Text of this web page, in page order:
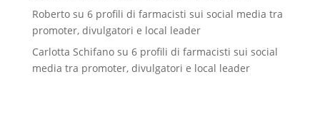
Robertosu 6 profili di farmacisti sui social media tra
promoter, divulgatori e local leader
Carlotta Schifanosu 6 profili di farmacisti sui social
media tra promoter, divulgatori e local leader